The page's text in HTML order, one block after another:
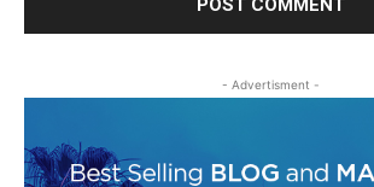
- Advertisment -